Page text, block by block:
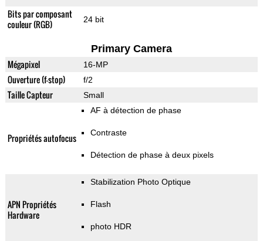
Bits par composant
couleur (RGB)
24 bit
Primary Camera
Mégapixel 16-MP
Ouverture (f-stop) f/2
Taille Capteur Small
Propriétés autofocus
AF à détection de phase
Contraste
Détection de phase à deux pixels
APN Propriétés
Hardware
Stabilization Photo Optique
Flash
photo HDR